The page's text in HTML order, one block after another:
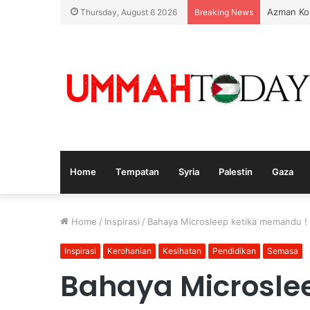
Thursday, August 6 2026 Breaking News Azman
Home Tempatan Syria Palestin Gaza
Home / Inspirasi / Bahaya Microsleep ketika memandu !
Inspirasi Kerohanian Kesihatan Pendidikan Semasa
Bahaya